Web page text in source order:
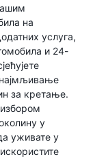
на
услуга,
и 24-
за кретање.
у
уживате у